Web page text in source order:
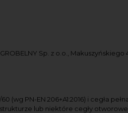
GROBELNY Sp. z o.o.,
(wg PN-EN 206+A1:2016) i cegła
strukturze lub niektóre cegły